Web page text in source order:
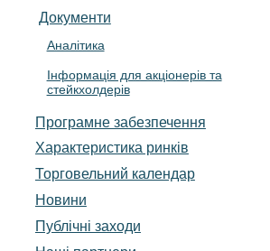
Документи
Аналітика
Інформація для акціонерів та
стейкхолдерів
Програмне забезпечення
Характеристика pинків
Торговельний календар
Новини
Публічні заходи